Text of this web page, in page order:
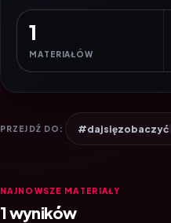
1
MATERIAŁÓW
PRZEJDŹ DO: #dajsięzobaczyć
NAJNOWSZE MATERIAŁY
1 wyników